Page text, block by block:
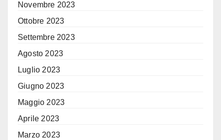
Novembre 2023
Ottobre 2023
Settembre 2023
Agosto 2023
Luglio 2023
Giugno 2023
Maggio 2023
Aprile 2023
Marzo 2023